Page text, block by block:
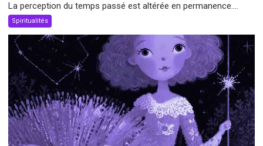
La perception du temps passé est altérée en permanence....
Spiritualités